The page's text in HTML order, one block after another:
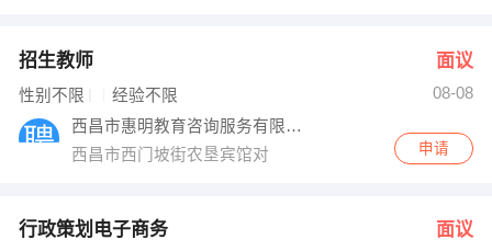
招生教师 面议
性别不限 经验不限
08-08
西昌市惠明教育咨询服务有限公司
西昌市西门坡街农垦宾馆对
申请
行政策划电子商务 面议